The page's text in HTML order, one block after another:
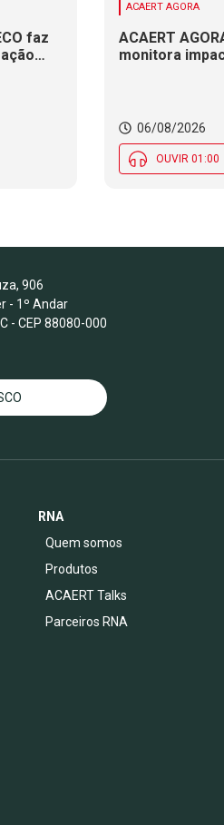
faz
ACAERT AGORA
ACAERT
monitora
encerra
seletivo nesta
06/08/2026
OUVIR 01:00
906
- 1º Andar
- CEP 88080-000
RNA
Quem somos
Produtos
ACAERT Talks
Parceiros RNA